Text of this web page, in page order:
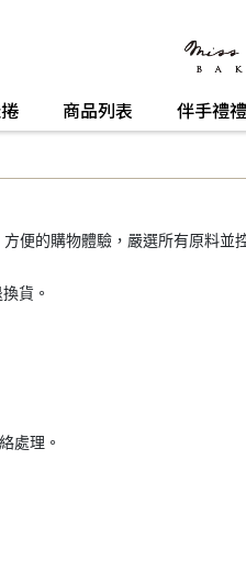
商品列表 伴手禮
便的購物體驗，嚴選所有原料
貨。
處理。